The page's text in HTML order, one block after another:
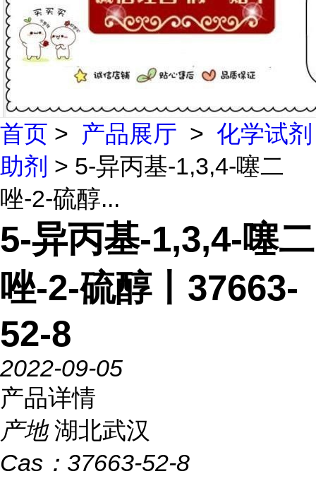
首页 > 产品展厅 > 化学试剂
助剂 > 5-异丙基-1,3,4-噻二
唑-2-硫醇...
5-异丙基-1,3,4-噻二
唑-2-硫醇丨37663-
52-8
2022-09-05
产品详情
产地 湖北武汉
Cas： 37663-52-8